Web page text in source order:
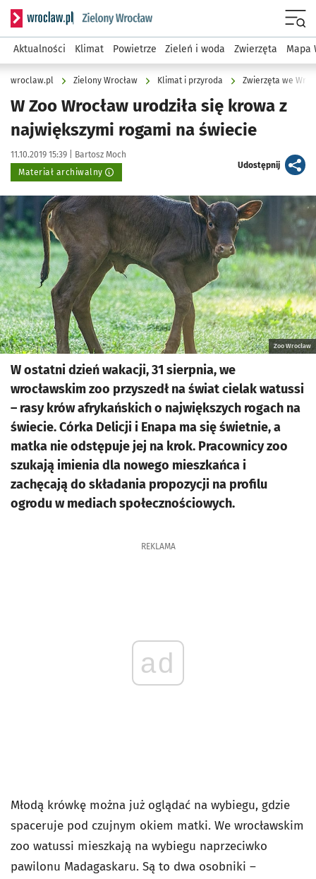
Serwis informacyjny wroclaw.pl podserwis: Środowisko we
Aktualności Klimat Powietrze Zieleń i woda Zwierzęta Mapa
wroclaw.pl Zielony Wrocław Klimat i przyroda Zwierzęta we
W Zoo Wrocław urodziła się krowa z
największymi rogami na świecie
Data publikacji:
11.10.2019 15:39 | Autor:
Bartosz Moch
Materiał archiwalny
Udostępnijartykuł
Kliknij, aby powiększyć
Zoo Wrocław
W ostatni dzień wakacji, 31 sierpnia, we
wrocławskim zoo przyszedł na świat cielak watussi
– rasy krów afrykańskich o największych rogach na
świecie. Córka Delicji i Enapa ma się świetnie, a
matka nie odstępuje jej na krok. Pracownicy zoo
szukają imienia dla nowego mieszkańca i
zachęcają do składania propozycji na profilu
ogrodu w mediach społecznościowych.
REKLAMA
ad
Młodą krówkę można już oglądać na wybiegu, gdzie
spaceruje pod czujnym okiem matki. We wrocławskim
zoo watussi mieszkają na wybiegu naprzeciwko
pawilonu Madagaskaru. Są to dwa osobniki –